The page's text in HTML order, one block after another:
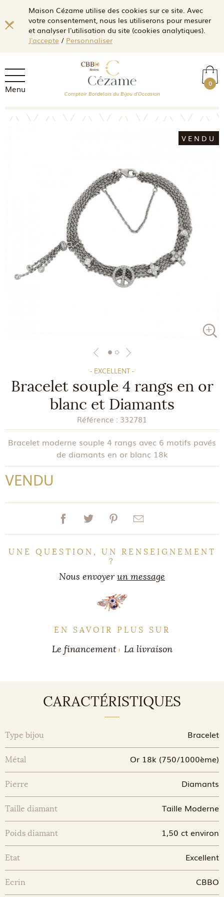
Maison Cézame utilise des cookies sur ce site. Avec
votre consentement, nous les utiliserons pour mesurer
et analyser l'utilisation du site (cookies analytiques).
J'accepte/ Personnaliser
Menu 0
Comptoir Bordelais du Bijou d'Occasion
VENDU
- EXCELLENT -
Bracelet souple 4 rangs en or
blanc et Diamants
Référence : 332781
Bracelet moderne souple 4 rangs avec 6 motifs pavés
de diamants en or blanc 18k
VENDU
UNE QUESTION, UN RENSEIGNEMENT
?
Nous envoyerun message
EN SAVOIR PLUS SUR
Le financement La livraison
CARACTÉRISTIQUES
Type bijou Bracelet
Métal Or 18k (750/1000ème)
Pierre Diamants
Taille diamant Taille Moderne
Poids diamant 1,50 ct environ
Etat Excellent
Ecrin CBBO